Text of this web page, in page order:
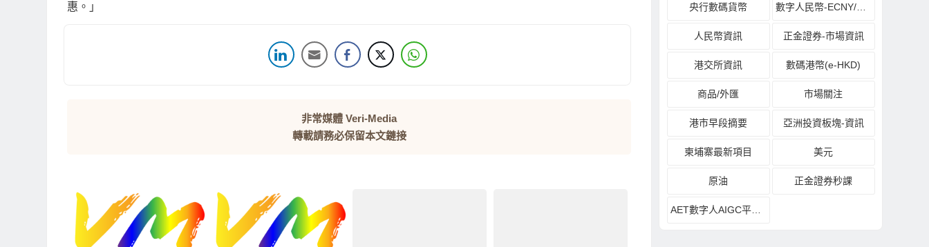
惠。」
非常媒體 Veri-Media
轉載請務必保留本文鏈接
央行數碼貨幣 數字人民幣-ECNY/DCEP
人民幣資訊 正金證券-市場資訊
港交所資訊 數碼港幣(e-HKD)
商品/外匯 市場關注
港市早段摘要 亞洲投資板塊-資訊
柬埔寨最新項目 美元
原油 正金證券秒課
AET數字人AIGC平台發布會